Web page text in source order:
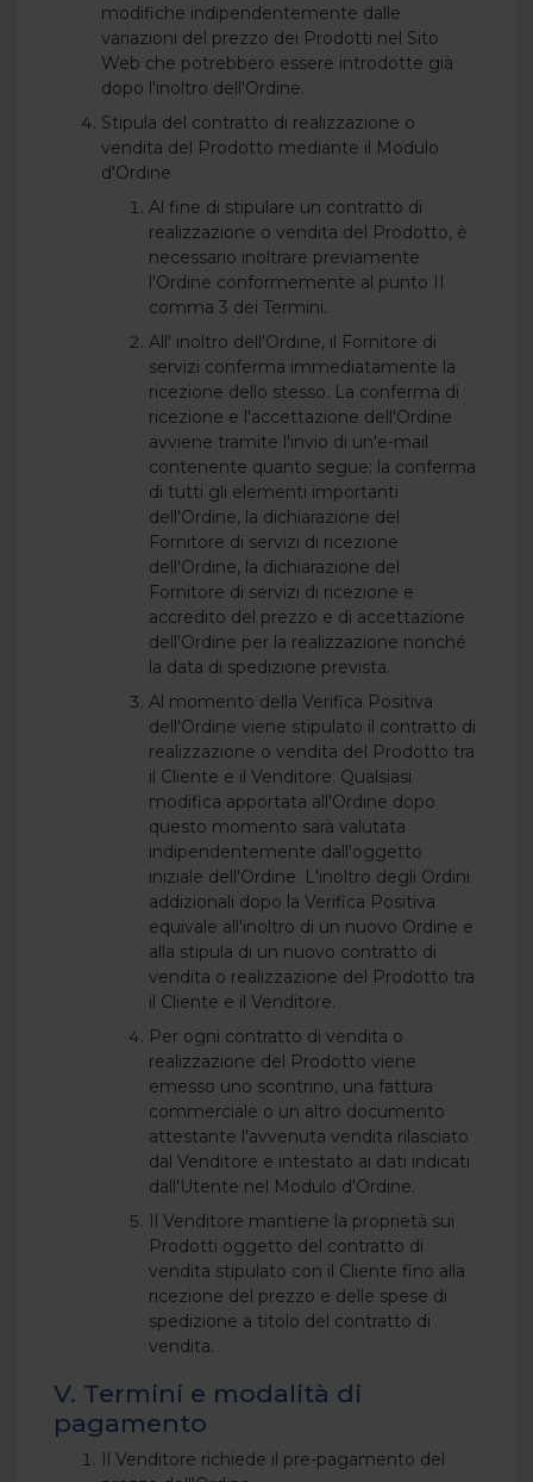
modifiche indipendentemente dalle
variazioni del prezzo dei Prodotti nel Sito
Web che potrebbero essere introdotte già
dopo l'inoltro dell'Ordine.
Stipula del contratto di realizzazione o
vendita del Prodotto mediante il Modulo
d'Ordine
Al fine di stipulare un contratto di
realizzazione o vendita del Prodotto, è
necessario inoltrare previamente
l'Ordine conformemente al punto II
comma 3 dei Termini.
All' inoltro dell'Ordine, il Fornitore di
servizi conferma immediatamente la
ricezione dello stesso. La conferma di
ricezione e l'accettazione dell'Ordine
avviene tramite l'invio di un'e-mail
contenente quanto segue: la conferma
di tutti gli elementi importanti
dell'Ordine, la dichiarazione del
Fornitore di servizi di ricezione
dell'Ordine, la dichiarazione del
Fornitore di servizi di ricezione e
accredito del prezzo e di accettazione
dell'Ordine per la realizzazione nonché
la data di spedizione prevista.
Al momento della Verifica Positiva
dell'Ordine viene stipulato il contratto di
realizzazione o vendita del Prodotto tra
il Cliente e il Venditore. Qualsiasi
modifica apportata all'Ordine dopo
questo momento sarà valutata
indipendentemente dall'oggetto
iniziale dell'Ordine. L'inoltro degli Ordini
addizionali dopo la Verifica Positiva
equivale all'inoltro di un nuovo Ordine e
alla stipula di un nuovo contratto di
vendita o realizzazione del Prodotto tra
il Cliente e il Venditore.
Per ogni contratto di vendita o
realizzazione del Prodotto viene
emesso uno scontrino, una fattura
commerciale o un altro documento
attestante l'avvenuta vendita rilasciato
dal Venditore e intestato ai dati indicati
dall'Utente nel Modulo d'Ordine.
Il Venditore mantiene la proprietà sui
Prodotti oggetto del contratto di
vendita stipulato con il Cliente fino alla
ricezione del prezzo e delle spese di
spedizione a titolo del contratto di
vendita.
V. Termini e modalità di
pagamento
Il Venditore richiede il pre-pagamento del